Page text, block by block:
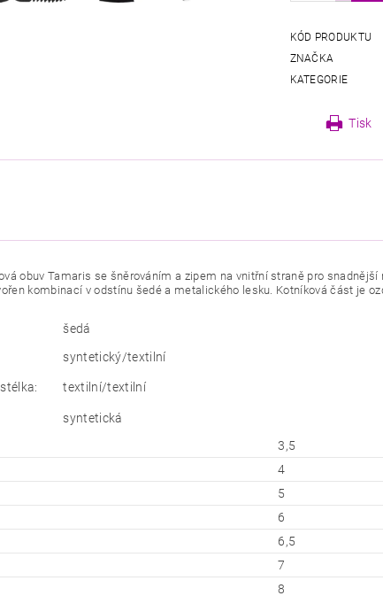
KÓD PRODUKTU
ZNAČKA
KATEGORIE
Tisk
obuv Tamaris se šněrováním a zipem na vnitřní straně pro
kombinací v odstínu šedé a metalického lesku. Kotníková část je
šedá
syntetický/textilní
textilní/textilní
syntetická
3,5
4
5
6
6,5
7
8